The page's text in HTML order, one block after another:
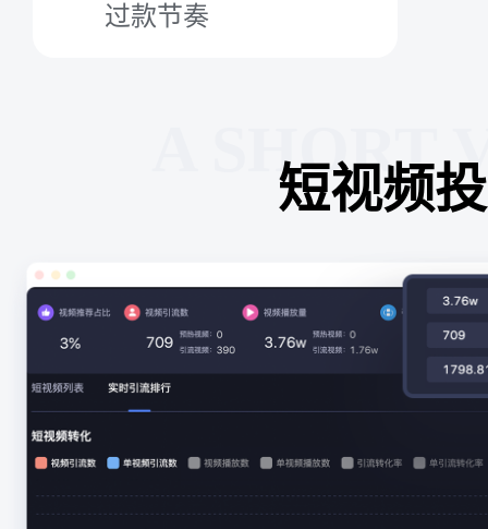
过款节奏
A SHORT
短视频